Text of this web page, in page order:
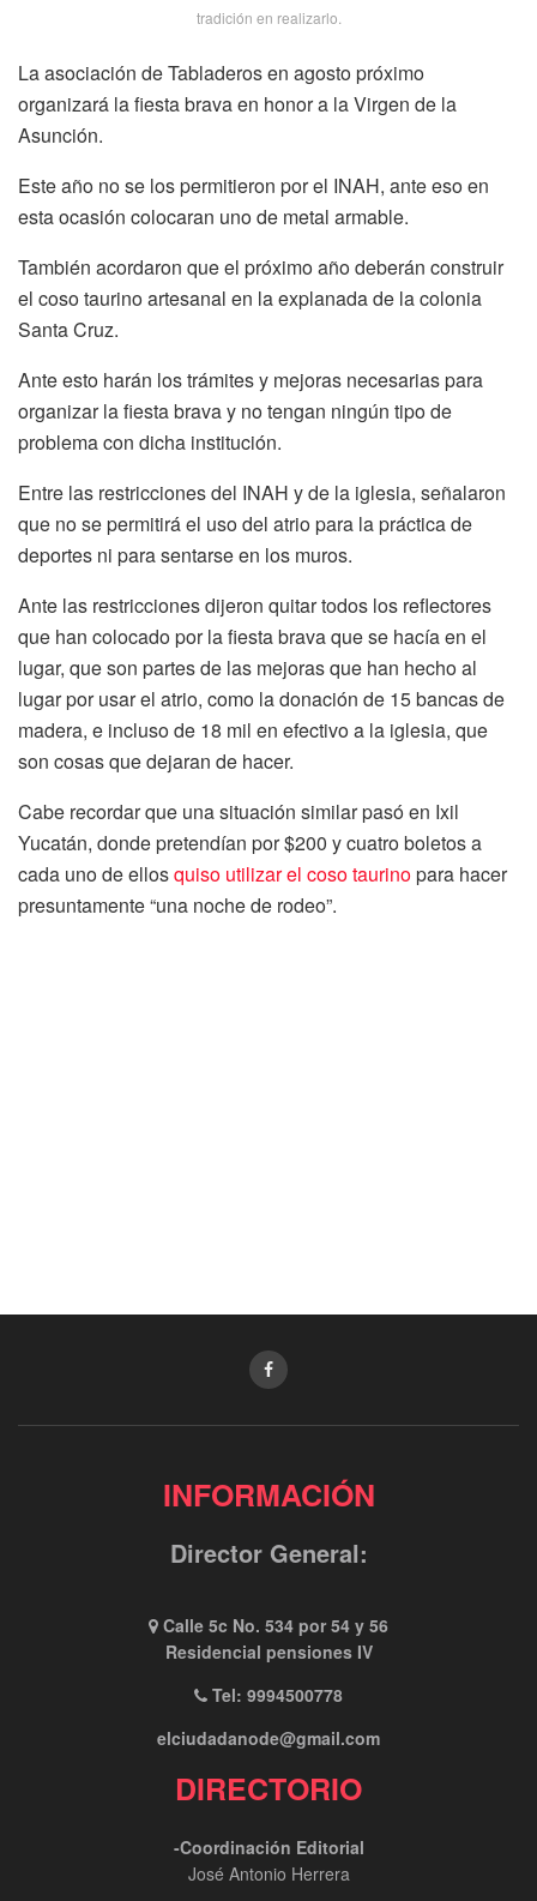
tradición en realizarlo.
La asociación de Tabladeros en agosto próximo
organizará la fiesta brava en honor a la Virgen de la
Asunción.
Este año no se los permitieron por el INAH, ante eso en
esta ocasión colocaran uno de metal armable.
También acordaron que el próximo año deberán construir
el coso taurino artesanal en la explanada de la colonia
Santa Cruz.
Ante esto harán los trámites y mejoras necesarias para
organizar la fiesta brava y no tengan ningún tipo de
problema con dicha institución.
Entre las restricciones del INAH y de la iglesia, señalaron
que no se permitirá el uso del atrio para la práctica de
deportes ni para sentarse en los muros.
Ante las restricciones dijeron quitar todos los reflectores
que han colocado por la fiesta brava que se hacía en el
lugar, que son partes de las mejoras que han hecho al
lugar por usar el atrio, como la donación de 15 bancas de
madera, e incluso de 18 mil en efectivo a la iglesia, que
son cosas que dejaran de hacer.
Cabe recordar que una situación similar pasó en Ixil
Yucatán, donde pretendían por $200 y cuatro boletos a
cada uno de ellosquiso utilizar el coso taurinopara hacer
presuntamente “una noche de rodeo”.
INFORMACIÓN
Director General:
Calle 5c No. 534 por 54 y 56
Residencial pensiones IV
Tel: 9994500778
elciudadanode@gmail.com
DIRECTORIO
-Coordinación Editorial
José Antonio Herrera